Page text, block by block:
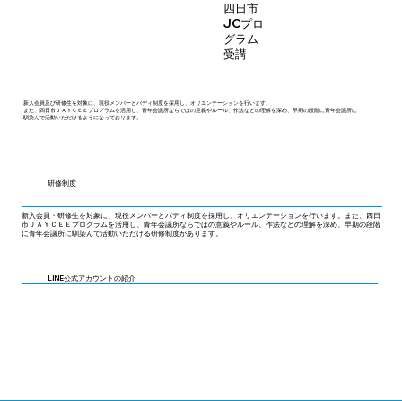
四日市
JCプロ
グラム
​受講
新入会員及び研修生を対象に、現役メンバーとバディ制度を採用し、オリエンテーションを行います。
また、四日市ＪＡＹＣＥＥプログラムを活用し、青年会議所ならではの意義やルール、作法などの理解を深め、早期の段階に青年会議所に
馴染んで活動いただけるようになっております。
研修制度
新入会員・研修生を対象に、現役メンバーとバディ制度を採用し、オリエンテーションを行います。また、四日
市ＪＡＹＣＥＥプログラムを活用し、青年会議所ならではの意義やルール、作法などの理解を深め、早期の段階
に青年会議所に馴染んで活動いただける研修制度があります。
LINE公式アカウントの紹介